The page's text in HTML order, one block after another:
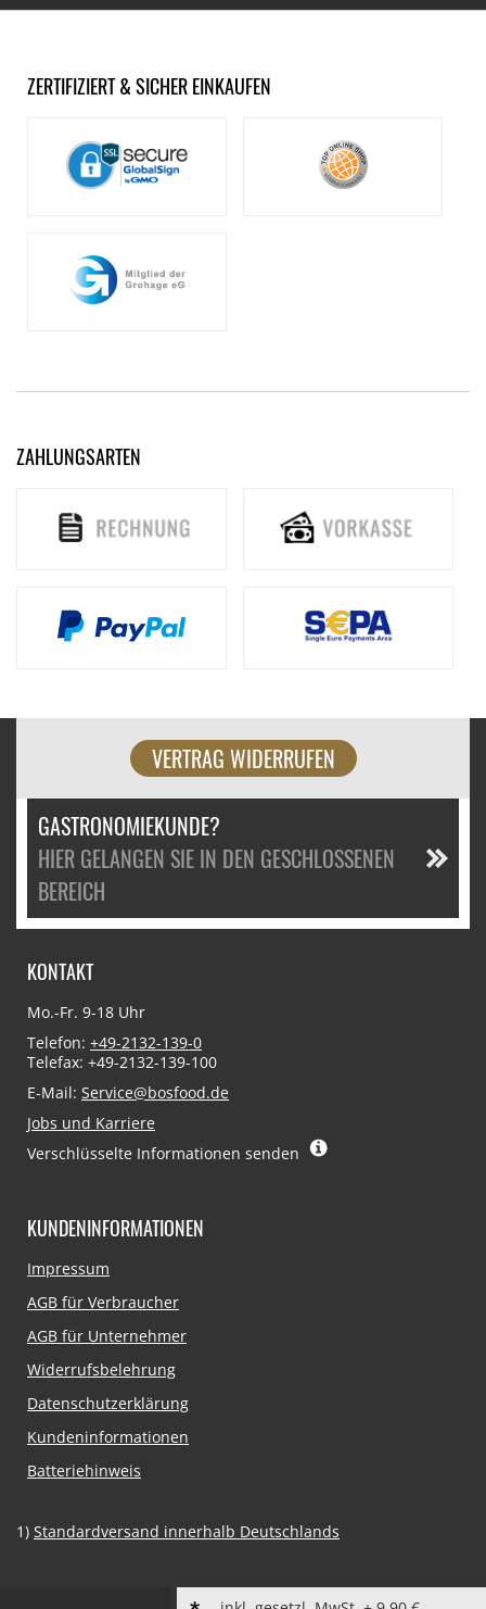
ZERTIFIZIERT & SICHER EINKAUFEN
ZAHLUNGSARTEN
VERTRAG WIDERRUFEN
GASTRONOMIEKUNDE?
HIER GELANGEN SIE IN DEN GESCHLOSSENEN
BEREICH
KONTAKT
Mo.-Fr. 9-18 Uhr
Telefon: +49-2132-139-0
Telefax: +49-2132-139-100
E-Mail: Service@bosfood.de
Jobs und Karriere
Verschlüsselte Informationen senden
KUNDENINFORMATIONEN
Navigation
Impressum
AGB für Verbraucher
AGB für Unternehmer
Widerrufsbelehrung
Datenschutzerklärung
Kundeninformationen
Batteriehinweis
1) Standardversand innerhalb Deutschlands